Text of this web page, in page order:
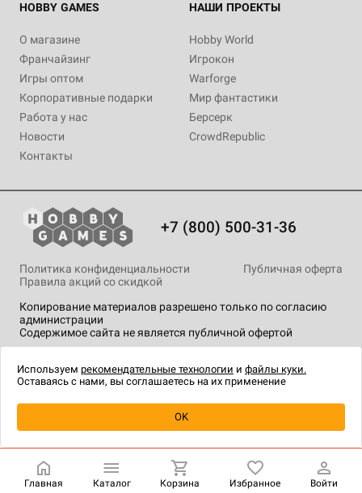
Уведомить о наличии
HOBBY GAMES
О магазине
Франчайзинг
Игры оптом
Корпоративные подарки
Работа у нас
Новости
Контакты
НАШИ ПРОЕКТЫ
Hobby World
Игрокон
Warforge
Мир фантастики
Берсерк
CrowdRepublic
+7 (800) 500-31-36
Копирование материалов разрешено только по согласию
администрации
Содержимое сайта не является публичной офертой
Политика конфиденциальности
Публичная оферта
Правила акций со скидкой
технологии.
Главная Каталог Корзина Избранное Войти
Используем рекомендательные технологии и файлы куки.
Оставаясь с нами, вы соглашаетесь на их применение
OK